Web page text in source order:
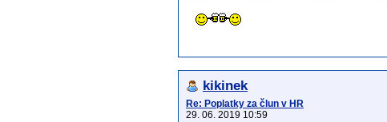
kikinek
Re: Poplatky za člun v HR
29. 06. 2019 10:59